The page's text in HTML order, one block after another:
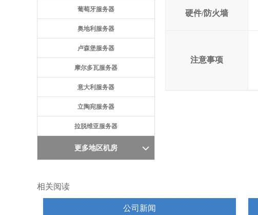
葡萄牙服务器
奥地利服务器
卢森堡服务器
摩尔多瓦服务器
意大利服务器
立陶宛服务器
拉脱维亚服务器
更多地区机房
硬件/防火墙
注意事项
相关阅读
公司新闻